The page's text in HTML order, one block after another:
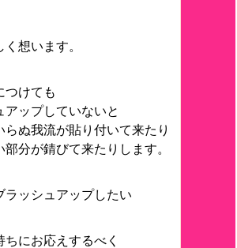
想います。
つけても
アップしていないと
らぬ我流が貼り付いて来たり
部分が錆びて来たりします。
ラッシュアップしたい
ちにお応えするべく